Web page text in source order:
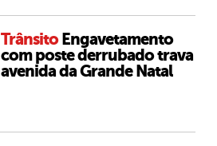
Trânsito Engavetamento
com poste derrubado trava
avenida da Grande Natal